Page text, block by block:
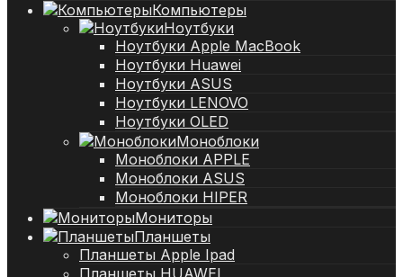
Компьютеры
Ноутбуки
Ноутбуки Apple MacBook
Ноутбуки Huawei
Ноутбуки ASUS
Ноутбуки LENOVO
Ноутбуки OLED
Моноблоки
Моноблоки APPLE
Моноблоки ASUS
Моноблоки HIPER
Мониторы
Планшеты
Планшеты Apple Ipad